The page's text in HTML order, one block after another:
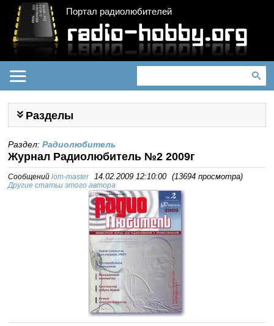
Портал радиолюбителей
Разделы
Раздел:Радиолюбитель
Журнал Радиолюбитель №2 2009г
Сообщенийlom-master 14.02.2009 12:10:00 (13694 просмотра)
Другие статьи этого автора